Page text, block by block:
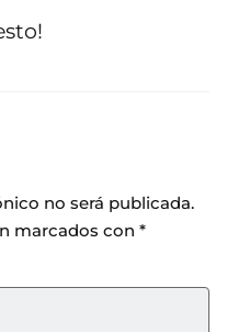
no será publicada.
marcados con *